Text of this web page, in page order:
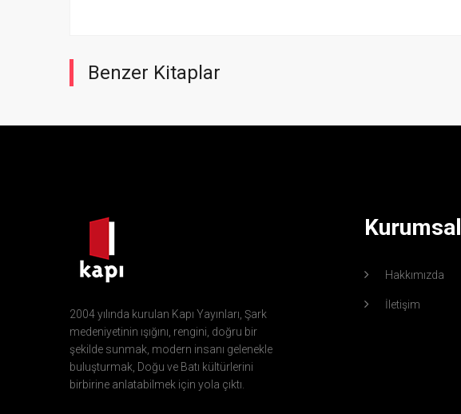
Benzer Kitaplar
2004 yılında kurulan Kapı Yayınları, Şark
medeniyetinin ışığını, rengini, doğru bir
şekilde sunmak, modern insanı gelenekle
buluşturmak, Doğu ve Batı kültürlerini
birbirine anlatabilmek için yola çıktı.
Kurumsal
Hakkımızda
İletişim